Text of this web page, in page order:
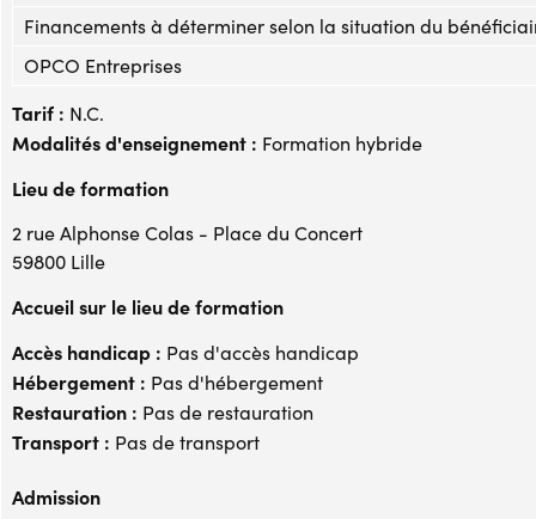
Financements à déterminer selon la situation du
OPCO Entreprises
Tarif : N.C.
Modalités d'enseignement : Formation hybride
Lieu de formation
2 rue Alphonse Colas - Place du Concert
59800 Lille
Accueil sur le lieu de formation
Accès handicap : Pas d'accès handicap
Hébergement : Pas d'hébergement
Restauration : Pas de restauration
Transport : Pas de transport
Admission